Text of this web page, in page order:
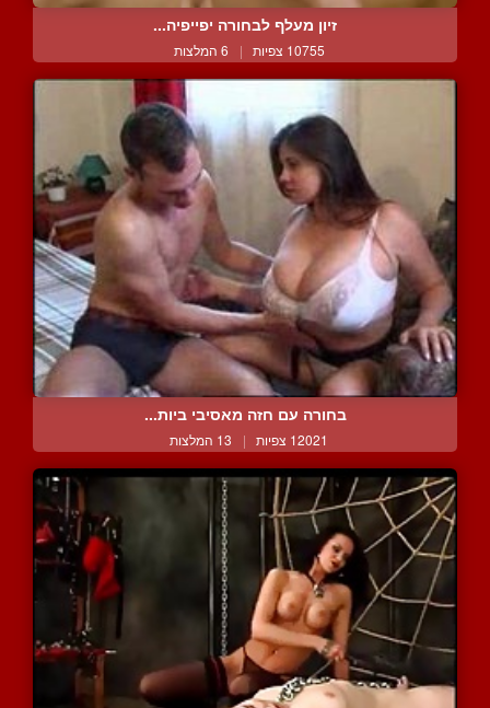
זיון מעלף לבחורה יפייפיה...
10755 צפיות | 6 המלצות
בחורה עם חזה מאסיבי ביות...
12021 צפיות | 13 המלצות